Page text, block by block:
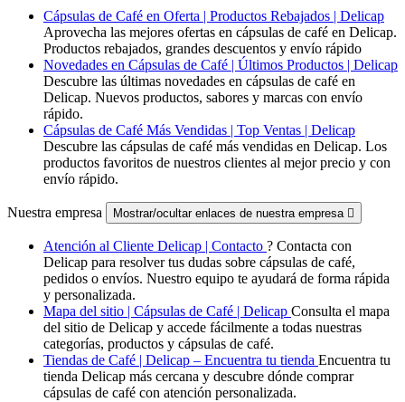
Cápsulas de Café en Oferta | Productos Rebajados | Delicap
Aprovecha las mejores ofertas en cápsulas de café en Delicap.
Productos rebajados, grandes descuentos y envío rápido
Novedades en Cápsulas de Café | Últimos Productos | Delicap
Descubre las últimas novedades en cápsulas de café en
Delicap. Nuevos productos, sabores y marcas con envío
rápido.
Cápsulas de Café Más Vendidas | Top Ventas | Delicap
Descubre las cápsulas de café más vendidas en Delicap. Los
productos favoritos de nuestros clientes al mejor precio y con
envío rápido.
Nuestra empresa Mostrar/ocultar enlaces de nuestra empresa 
Atención al Cliente Delicap | Contacto ? Contacta con
Delicap para resolver tus dudas sobre cápsulas de café,
pedidos o envíos. Nuestro equipo te ayudará de forma rápida
y personalizada.
Mapa del sitio | Cápsulas de Café | Delicap Consulta el mapa
del sitio de Delicap y accede fácilmente a todas nuestras
categorías, productos y cápsulas de café.
Tiendas de Café | Delicap – Encuentra tu tienda Encuentra tu
tienda Delicap más cercana y descubre dónde comprar
cápsulas de café con atención personalizada.